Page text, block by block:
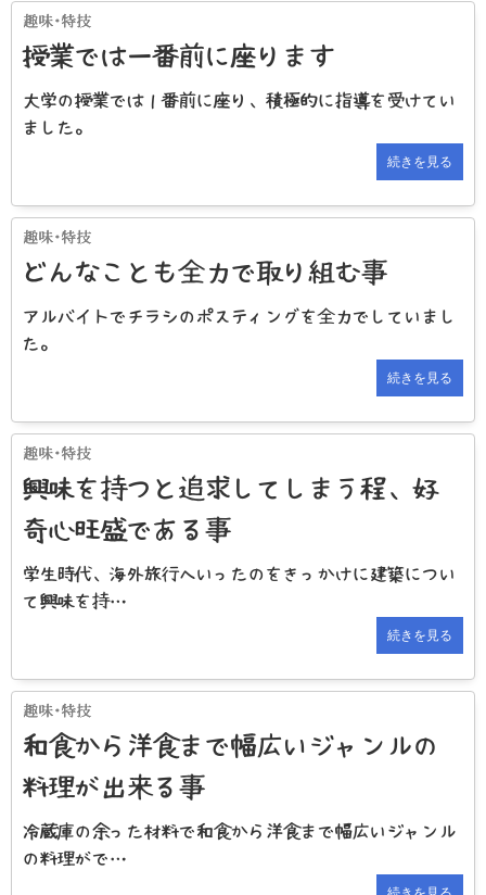
授業では一番前に座ります
大学の授業では１番前に座り、積極的に指導を受けてい
ました。
続きを見る
どんなことも全力で取り組む事
アルバイトでチラシのポスティングを全力でしていまし
た。
続きを見る
興味を持つと追求してしまう程、好
奇心旺盛である事
学生時代、海外旅行へいったのをきっかけに建築につい
て興味を持…
続きを見る
和食から洋食まで幅広いジャンルの
料理が出来る事
冷蔵庫の余った材料で和食から洋食まで幅広いジャンル
の料理がで…